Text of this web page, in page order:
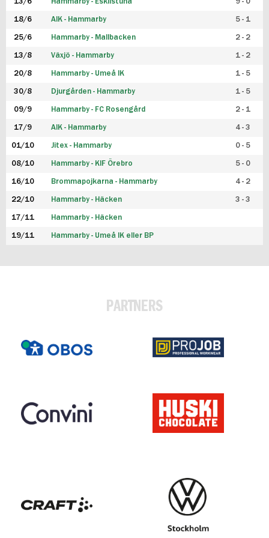
18/6 AIK - Hammarby 5 - 1
25/6 Hammarby - Mallbacken 2 - 2
13/8 Växjö - Hammarby 1 - 2
20/8 Hammarby - Umeå IK 1 - 5
30/8 Djurgården - Hammarby 1 - 5
09/9 Hammarby - FC Rosengård 2 - 1
17/9 AIK - Hammarby 4 - 3
01/10 Jitex - Hammarby 0 - 5
08/10 Hammarby - KIF Örebro 5 - 0
16/10 Brommapojkarna - Hammarby 4 - 2
22/10 Hammarby - Häcken 3 - 3
17/11 Hammarby - Häcken
19/11 Hammarby - Umeå IK eller BP
PARTNERS